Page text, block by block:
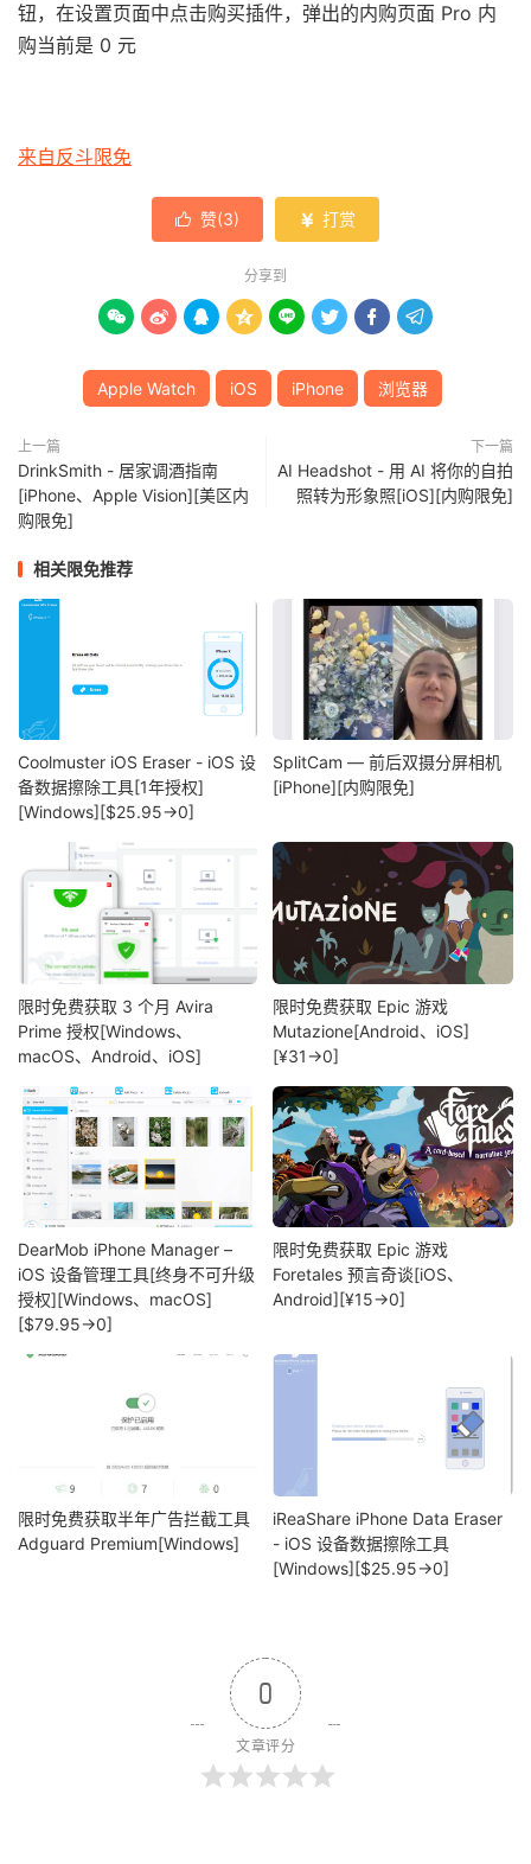
钮，在设置页面中点击购买插件，弹出的内购页面 Pro 内
购当前是 0 元
来自反斗限免
 赞(3)  打赏
分享到
       
Apple Watch iOS iPhone 浏览器
上一篇
DrinkSmith - 居家调酒指南
[iPhone、Apple Vision][美区内
购限免]
下一篇
AI Headshot - 用 AI 将你的自拍
照转为形象照[iOS][内购限免]
相关限免推荐
Coolmuster iOS Eraser - iOS 设
备数据擦除工具[1年授权]
[Windows][$25.95→0]
SplitCam — 前后双摄分屏相机
[iPhone][内购限免]
限时免费获取 3 个月 Avira
Prime 授权[Windows、
macOS、Android、iOS]
限时免费获取 Epic 游戏
Mutazione[Android、iOS]
[¥31→0]
DearMob iPhone Manager –
iOS 设备管理工具[终身不可升级
授权][Windows、macOS]
[$79.95→0]
限时免费获取 Epic 游戏
Foretales 预言奇谈[iOS、
Android][¥15→0]
限时免费获取半年广告拦截工具
Adguard Premium[Windows]
iReaShare iPhone Data Eraser
- iOS 设备数据擦除工具
[Windows][$25.95→0]
0
文章评分